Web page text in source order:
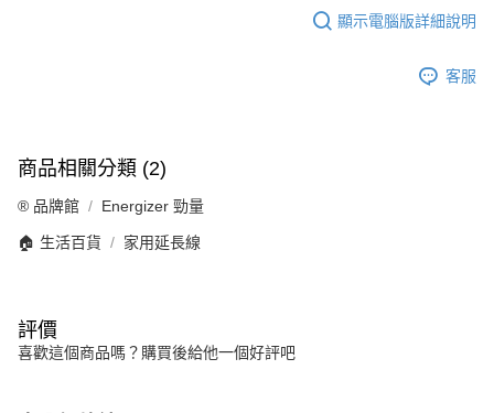
顯示電腦版詳細說明
客服
商品相關分類 (2)
®️ 品牌館 Energizer 勁量
🏠 生活百貨 家用延長線
評價
喜歡這個商品嗎？購買後給他一個好評吧